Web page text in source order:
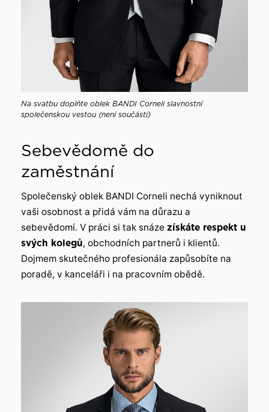
Na svatbu doplňte oblek BANDI Corneli slavnostní
společenskou vestou (není součástí)
Sebevědomě do
zaměstnání
Společenský oblek BANDI Corneli nechá vyniknout
vaši osobnost a přidá vám na důrazu a
sebevědomí. V práci si tak snáze získáte respekt u
svých kolegů, obchodních partnerů i klientů.
Dojmem skutečného profesionála zapůsobíte na
poradě, v kanceláři i na pracovním obědě.